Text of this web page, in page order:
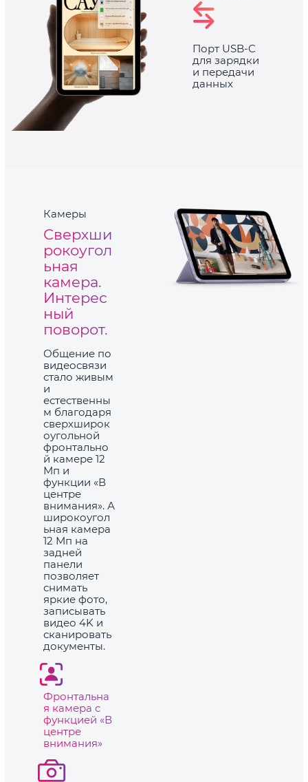
Порт USB-C
для зарядки
и передачи
данных
Камеры
Сверхши
рокоугол
ьная
камера.
Интерес
ный
поворот.
Общение по
видеосвязи
стало живым
и
естественны
м благодаря
сверхширок
оугольной
фронтально
й камере 12
Мп и
функции «В
центре
внимания». А
широкоугол
ьная камера
12 Мп на
задней
панели
позволяет
снимать
яркие фото,
записывать
видео 4K и
сканировать
документы.
Фронтальна
я камера с
функцией «В
центре
внимания»